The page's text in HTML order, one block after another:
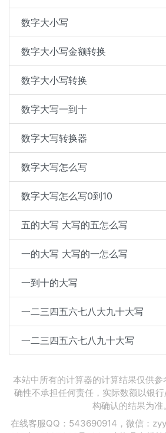
数字大小写
数字大小写金额转换
数字大小写转换
数字大写一到十
数字大写转换器
数字大写怎么写
数字大写怎么写0到10
五的大写 大写的五怎么写
一的大写 大写的一怎么写
一到十的大写
一二三四五六七八大九十大写
一二三四五六七八九十大写
本站中所有的计算器的计算结果仅供
确性不承担任何责任，实际数额以银
构确认的结果为准。
在线客服QQ：543690914，微信：